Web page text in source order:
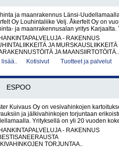
ja maanrakennus Länsi-
Oy Louhintaliike Velj. Åkerfelt Oy on
ja maanrakennusalan yritys Karjaalta.
- RAKENNUS
JA MURSKAUSLIIKKEITÄ
JA MAANSIIRTOTÖITÄ..
lisää..
Kotisivut Tuotteet ja palvelut
ESPOO
Kuivaus Oy on vesivahinkojen
ja jälkivahinkojen torjuntaan
Yrityksellä on yli 20 vuoden
- RAKENNUS
TORJUNTAA..